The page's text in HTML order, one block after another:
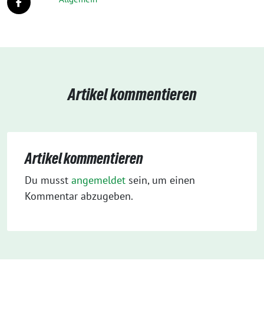
Artikel kommentieren
Artikel kommentieren
Du musst angemeldet sein, um einen
Kommentar abzugeben.